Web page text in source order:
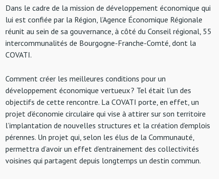
Dans le cadre de la mission de développement économique qui
lui est confiée par la Région, l’Agence Économique Régionale
réunit au sein de sa gouvernance, à côté du Conseil régional, 55
intercommunalités de Bourgogne-Franche-Comté, dont la
COVATI.
Comment créer les meilleures conditions pour un
développement économique vertueux ? Tel était l’un des
objectifs de cette rencontre. La COVATI porte, en effet, un
projet d’économie circulaire qui vise à attirer sur son territoire
l’implantation de nouvelles structures et la création d’emplois
pérennes. Un projet qui, selon les élus de la Communauté,
permettra d’avoir un effet d’entrainement des collectivités
voisines qui partagent depuis longtemps un destin commun.